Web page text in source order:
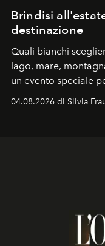
Brindisi
destinazione
Quali bianchi
lago, mare,
un evento speciale
04.08.2026 di Silvia